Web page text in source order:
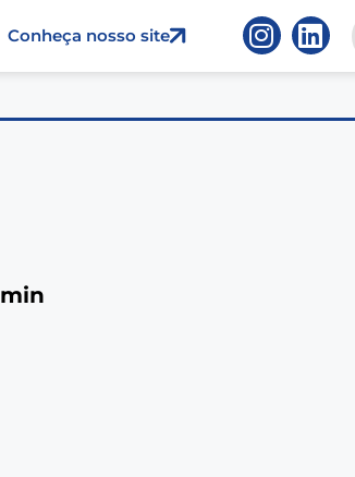
Conheça nosso site
min